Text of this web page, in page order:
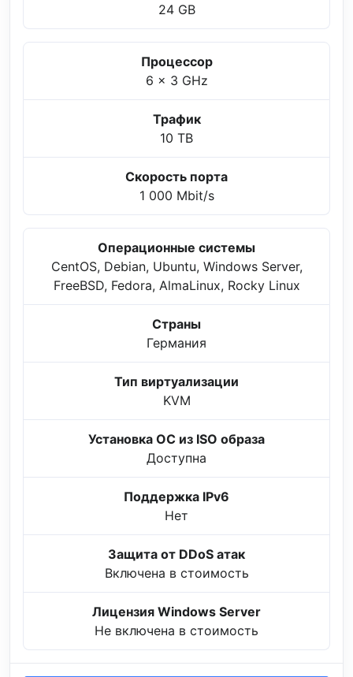
24 GB
Процессор
6 x 3 GHz
Трафик
10 TB
Скорость порта
1 000 Mbit/s
Операционные системы
CentOS, Debian, Ubuntu, Windows Server,
FreeBSD, Fedora, AlmaLinux, Rocky Linux
Страны
Германия
Тип виртуализации
KVM
Установка ОС из ISO образа
Доступна
Поддержка IPv6
Нет
Защита от DDoS атак
Включена в стоимость
Лицензия Windows Server
Не включена в стоимость